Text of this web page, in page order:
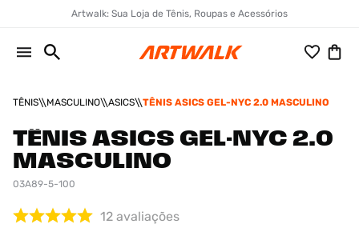
Artwalk: Sua Loja de Tênis, Roupas e Acessórios
TÊNIS MASCULINO ASICS TÊNIS ASICS GEL-NYC 2.0 MASCULINO
TÊNIS ASICS GEL-NYC 2.0
MASCULINO
03A89-5-100
12 avaliações